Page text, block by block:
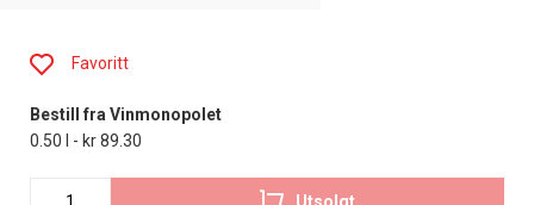
Favoritt
Bestill fra Vinmonopolet
0.50 l - kr 89.30
Utsolgt